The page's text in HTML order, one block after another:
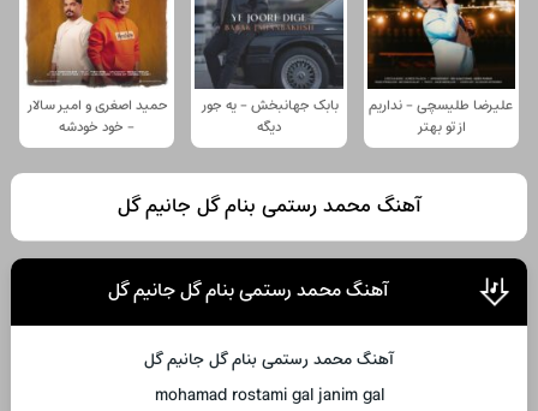
علیرضا طلیسچی - نداریم
از تو بهتر
بابک جهانبخش - یه جور
دیگه
حمید اصغری و امیر سالار
- خود خودشه
آهنگ محمد رستمی بنام گل جانیم گل
آهنگ محمد رستمی بنام گل جانیم گل
آهنگ محمد رستمی بنام گل جانیم گل
mohamad rostami gal janim gal